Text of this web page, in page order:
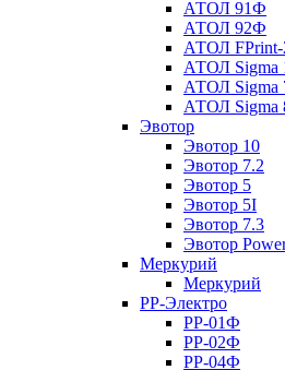
АТОЛ 91Ф
АТОЛ 92Ф
АТОЛ
АТОЛ Sigma
АТОЛ Sigma
АТОЛ Sigma
Эвотор
Эвотор 10
Эвотор 7.2
Эвотор 5
Эвотор 5I
Эвотор 7.3
Эвотор
Меркурий
Меркурий
РР-Электро
РР-01Ф
РР-02Ф
РР-04Ф